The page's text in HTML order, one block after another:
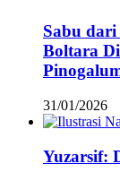
Sabu dari
Boltara
31/01/2026
Yuzarsif: